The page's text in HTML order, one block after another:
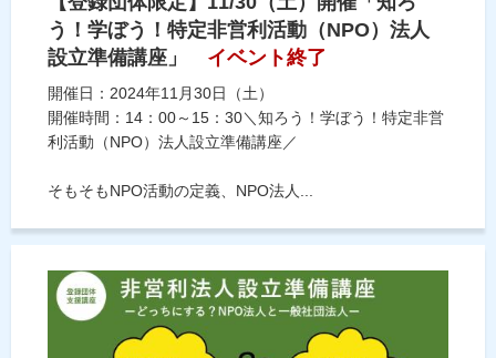
う！学ぼう！特定非営利活動（NPO）法人
設立準備講座」
イベント終了
開催日：2024年11月30日（土）
開催時間：14：00～15：30＼知ろう！学ぼう！特定非営
利活動（NPO）法人設立準備講座／
そもそもNPO活動の定義、NPO法人...